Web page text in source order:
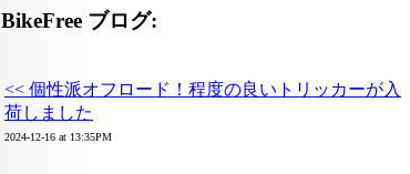
BikeFree ブログ:
<< 個性派オフロード！程度の良いトリッカーが入
荷しました
2024-12-16 at 13:35PM